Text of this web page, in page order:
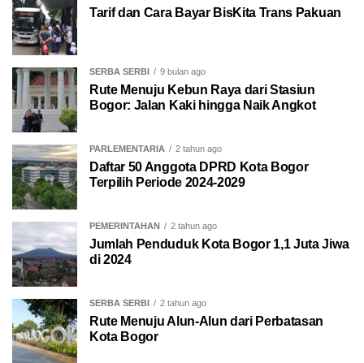
Tarif dan Cara Bayar BisKita Trans Pakuan
SERBA SERBI 9 bulan ago
Rute Menuju Kebun Raya dari Stasiun
Bogor: Jalan Kaki hingga Naik Angkot
PARLEMENTARIA 2 tahun ago
Daftar 50 Anggota DPRD Kota Bogor
Terpilih Periode 2024-2029
PEMERINTAHAN 2 tahun ago
Jumlah Penduduk Kota Bogor 1,1 Juta Jiwa
di 2024
SERBA SERBI 2 tahun ago
Rute Menuju Alun-Alun dari Perbatasan
Kota Bogor